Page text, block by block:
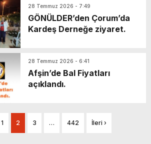
28 Temmuz 2026 - 7:49
GÖNÜLDER’den Çorum’da
Kardeş Derneğe ziyaret.
28 Temmuz 2026 - 6:41
Afşin’de Bal Fiyatları
açıklandı.
1 2 3 … 442 İleri ›